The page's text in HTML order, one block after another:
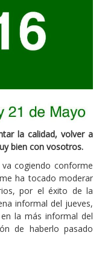
la calidad, volver a
bien con vosotros.
cogiendo conforme
ha tocado moderar
por el éxito de la
informal del jueves,
la más informal del
de haberlo pasado